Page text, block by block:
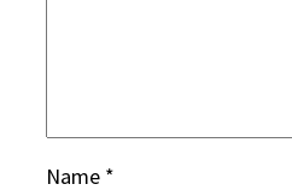
Name *